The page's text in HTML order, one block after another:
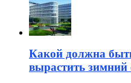
Какой должна
вырастить зимний